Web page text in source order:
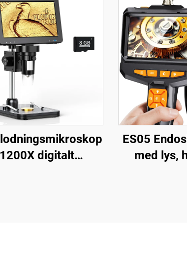
1200X digitalt
ES05
med lys,